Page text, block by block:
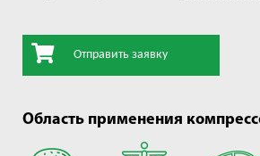
Отправить заявку
Область применения